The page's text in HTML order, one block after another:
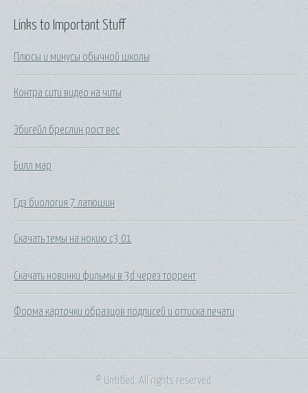
Links to Important Stuff
Плюсы и минусы обычной школы
Контра сити видео на читы
Эбигейл бреслин рост вес
Билл мар
Гдз биология 7 латюшин
Скачать темы на нокию с3 01
Скачать новинки фильмы в 3d через торрент
Форма карточки образцов подписей и оттиска печати
© Untitled. All rights reserved.